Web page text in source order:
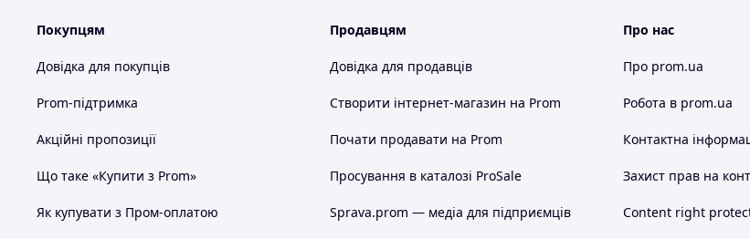
Покупцям
Довідка для покупців
Prom-підтримка
Акційні пропозиції
Що таке «Купити з Prom»
Як купувати з Пром-оплатою
Продавцям
Довідка для продавців
Створити інтернет-магазин на Prom
Почати продавати на Prom
Просування в каталозі ProSale
Sprava.prom — медіа для підприємців
Про нас
Про prom.ua
Робота в prom.ua
Контактна
Захист прав на
Content right